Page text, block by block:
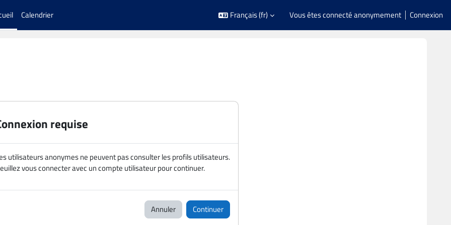
Calendrier Français ‎(fr)‎ Vous êtes connecté anonymement Connexion
requise
utilisateurs anonymes ne peuvent pas consulter les profils utilisateurs.
vous connecter avec un compte utilisateur pour continuer.
Annuler Continuer